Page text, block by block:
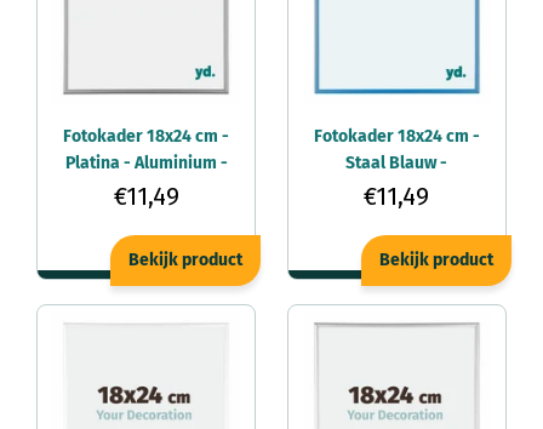
Fotokader 18x24 cm -
Platina - Aluminium -
Kent
€11,49
Bekijk product
Fotokader 18x24 cm -
Staal Blauw -
Aluminium - Kent
€11,49
Bekijk product